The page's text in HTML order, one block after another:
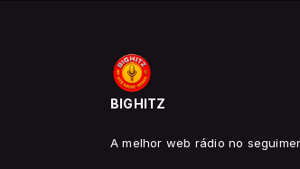
BIGHITZ
A melhor web rádio no